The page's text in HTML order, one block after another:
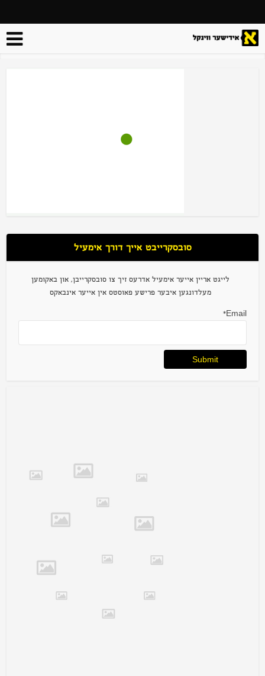
סובסקרייבט אייך דורך אימעיל
לייגט אריין אייער אימעיל אדרעס זיך צו סובסקרייבן, און באקומען
מעלדונגען איבער פרישע פאוסטס אין אייער אינבאקס
Email*